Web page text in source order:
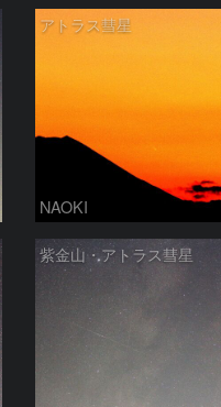
アトラス彗星
NAOKI
紫金山・アトラス彗星